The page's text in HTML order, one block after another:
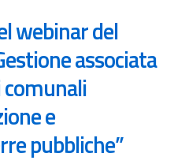
webinar del
associata
e
pubbliche”